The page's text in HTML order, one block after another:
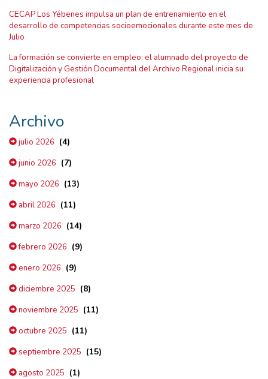
CECAP Los Yébenes impulsa un plan de entrenamiento en el
desarrollo de competencias socioemocionales durante este mes de
Julio
La formación se convierte en empleo: el alumnado del proyecto de
Digitalización y Gestión Documental del Archivo Regional inicia su
experiencia profesional
Archivo
julio 2026 (4)
junio 2026 (7)
mayo 2026 (13)
abril 2026 (11)
marzo 2026 (14)
febrero 2026 (9)
enero 2026 (9)
diciembre 2025 (8)
noviembre 2025 (11)
octubre 2025 (11)
septiembre 2025 (15)
agosto 2025 (1)